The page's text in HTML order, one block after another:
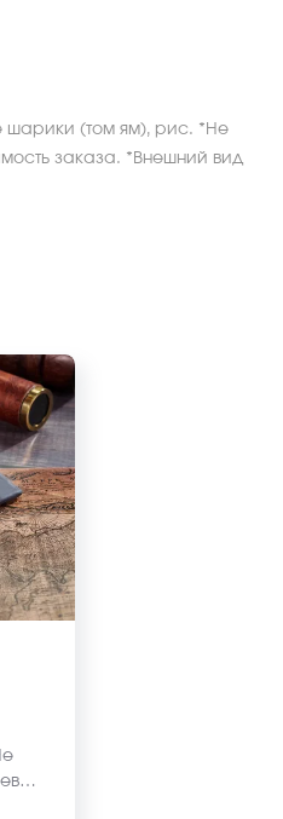
шарики (том ям), рис. *Не
заказа. *Внешний вид